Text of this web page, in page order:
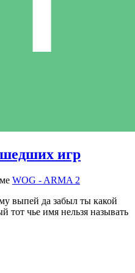
игр
WOG - ARMA 2
выпей да забыл ты какой
тот чье имя нельзя называть